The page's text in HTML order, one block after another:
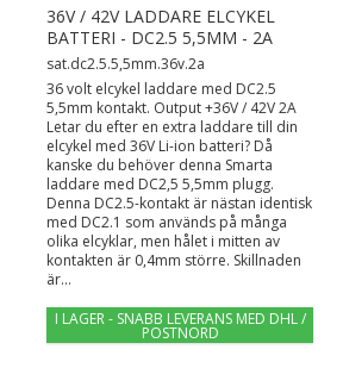
36V / 42V LADDARE ELCYKEL
BATTERI - DC2.5 5,5MM - 2A
sat.dc2.5.5,5mm.36v.2a
36 volt elcykel laddare med DC2.5
5,5mm kontakt. Output +36V / 42V 2A
Letar du efter en extra laddare till din
elcykel med 36V Li-ion batteri? Då
kanske du behöver denna Smarta
laddare med DC2,5 5,5mm plugg.
Denna DC2.5-kontakt är nästan identisk
med DC2.1 som används på många
olika elcyklar, men hålet i mitten av
kontakten är 0,4mm större. Skillnaden
är...
I LAGER - SNABB LEVERANS MED DHL /
POSTNORD